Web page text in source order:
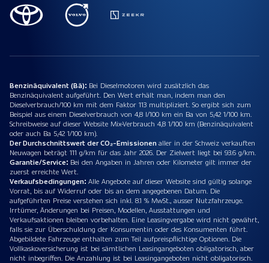
Benzinäquivalent (Bä): Bei Dieselmotoren wird zusätzlich das
Benzinäquivalent aufgeführt. Den Wert erhält man, indem man den
Dieselverbrauch/100 km mit dem Faktor 113 multipliziert. So ergibt sich zum
Beispiel aus einem Dieselverbrauch von 4,8 l/100 km ein Ba von 5,42 1/100 km.
Schreibweise auf dieser Website Mix-Verbrauch 4,8 1/100 km (Benzinäquivalent
oder auch Ba 5,42 1/100 km).
Der Durchschnittswert der CO₂-Emissionenaller in der Schweiz verkauften
Neuwagen beträgt 111 g/km für das Jahr 2026. Der Zielwert liegt bei 93.6 g/km.
Garantie/Service: Bei den Angaben in Jahren oder Kilometer gilt immer der
zuerst erreichte Wert.
Verkaufsbedingungen: Alle Angebote auf dieser Website sind gültig solange
Vorrat, bis auf Widerruf oder bis an dem angegebenen Datum. Die
aufgeführten Preise verstehen sich inkl. 8.1 % MwSt., ausser Nutzfahrzeuge.
Irrtümer, Änderungen bei Preisen, Modellen, Ausstattungen und
Verkaufsaktionen bleiben vorbehalten. Eine Leasingvergabe wird nicht gewährt,
falls sie zur Überschuldung der Konsumentin oder des Konsumenten führt.
Abgebildete Fahrzeuge enthalten zum Teil aufpreispflichtige Optionen. Die
Vollkaskoversicherung ist bei sämtlichen Leasingangeboten obligatorisch, aber
nicht inbegriffen. Die Anzahlung ist bei Leasingangeboten nicht obligatorisch.